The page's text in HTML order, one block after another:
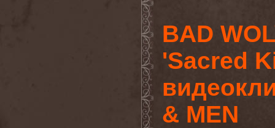
BAD
'Sacred
& MEN